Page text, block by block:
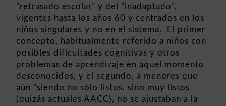
“retrasado escolar” y del “inadaptado”,
vigentes hasta los años 60 y centrados en los
niños singulares y no en el sistema. El primer
concepto, habitualmente referido a niños con
posibles dificultades cognitivas y otros
problemas de aprendizaje en aquel momento
desconocidos, y el segundo, a menores que
aún “siendo no sólo listos, sino muy listos
(quizás actuales AACC), no se ajustaban a la